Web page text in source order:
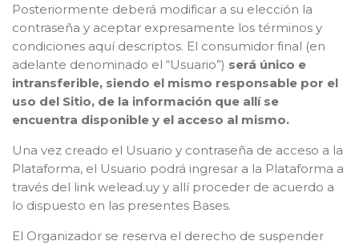
Posteriormente deberá modificar a su elección la
contraseña y aceptar expresamente los términos y
condiciones aquí descriptos. El consumidor final (en
adelante denominado el “Usuario”) será único e
intransferible, siendo el mismo responsable por el
uso del Sitio, de la información que allí se
encuentra disponible y el acceso al mismo.
Una vez creado el Usuario y contraseña de acceso a la
Plataforma, el Usuario podrá ingresar a la Plataforma a
través del link welead.uy y allí proceder de acuerdo a
lo dispuesto en las presentes Bases.
El Organizador se reserva el derecho de suspender